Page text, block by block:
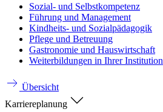
Sozial- und Selbstkompetenz
Führung und Management
Kindheits- und Sozialpädagogik
Pflege und Betreuung
Gastronomie und Hauswirtschaft
Weiterbildungen in Ihrer Institution
Übersicht
Karriereplanung